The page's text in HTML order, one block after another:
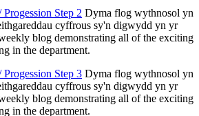
Step 2 Dyma flog wythnosol yn
cyffrous sy'n digwydd yn yr
blog demonstrating all of the exciting
in the department.
Step 3 Dyma flog wythnosol yn
cyffrous sy'n digwydd yn yr
blog demonstrating all of the exciting
in the department.